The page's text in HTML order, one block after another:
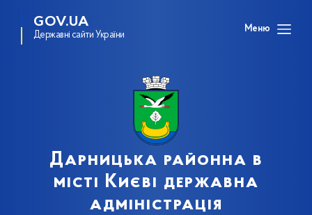
GOV.UA
Державні сайти України
Меню
Дарницька районна в
місті Києві державна
адміністрація